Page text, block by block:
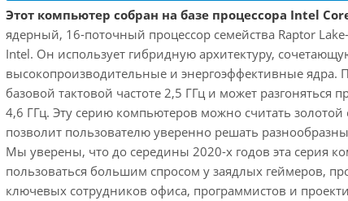
Этот компьютер собран на базе процессора Intel
ядерный, 16-поточный процессор семейства Raptor
Intel. Он использует гибридную архитектуру,
высокопроизводительные и энергоэффективные ядра.
базовой тактовой частоте 2,5 ГГц и может
4,6 ГГц. Эту серию компьютеров можно считать золотой
позволит пользователю уверенно решать
Мы уверены, что до середины 2020-х годов эта серия
пользоваться большим спросом у заядлых геймеров,
ключевых сотрудников офиса, программистов и